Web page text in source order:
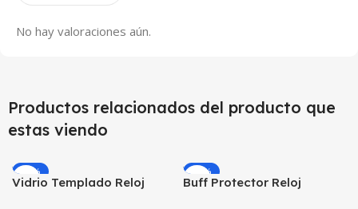
No hay valoraciones aún.
Productos relacionados del producto que
estas viendo
-33%
Vidrio Templado Reloj
-26%
Buff Protector Reloj